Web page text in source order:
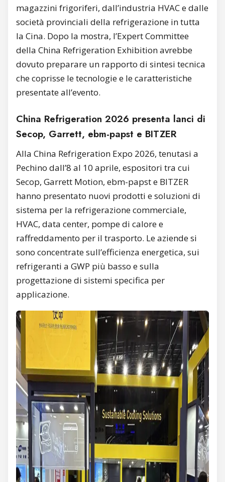
magazzini frigoriferi, dall’industria HVAC e dalle
società provinciali della refrigerazione in tutta
la Cina. Dopo la mostra, l’Expert Committee
della China Refrigeration Exhibition avrebbe
dovuto preparare un rapporto di sintesi tecnica
che coprisse le tecnologie e le caratteristiche
presentate all’evento.
China Refrigeration 2026 presenta lanci di
Secop, Garrett, ebm-papst e BITZER
Alla China Refrigeration Expo 2026, tenutasi a
Pechino dall’8 al 10 aprile, espositori tra cui
Secop, Garrett Motion, ebm-papst e BITZER
hanno presentato nuovi prodotti e soluzioni di
sistema per la refrigerazione commerciale,
HVAC, data center, pompe di calore e
raffreddamento per il trasporto. Le aziende si
sono concentrate sull’efficienza energetica, sui
refrigeranti a GWP più basso e sulla
progettazione di sistemi specifica per
applicazione.